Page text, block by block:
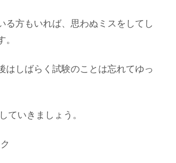
る方もいれば、思わぬミスをしてし
はしばらく試験のことは忘れてゆっ
ていきましょう。